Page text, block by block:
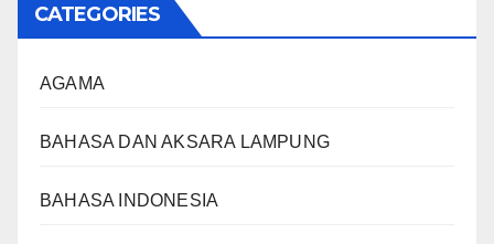
CATEGORIES
AGAMA
BAHASA DAN AKSARA LAMPUNG
BAHASA INDONESIA